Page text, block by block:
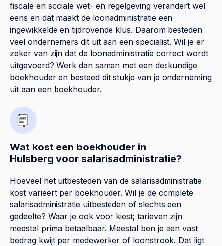
fiscale en sociale wet- en regelgeving verandert wel
eens en dat maakt de loonadministratie een
ingewikkelde en tijdrovende klus. Daarom besteden
veel ondernemers dit uit aan een specialist. Wil je er
zeker van zijn dat de loonadministratie correct wordt
uitgevoerd? Werk dan samen met een deskundige
boekhouder en besteed dit stukje van je onderneming
uit aan een boekhouder.
Wat kost een boekhouder in
Hulsberg voor salarisadministratie?
Hoeveel het uitbesteden van de salarisadministratie
kost varieert per boekhouder. Wil je de complete
salarisadministratie uitbesteden of slechts een
gedeelte? Waar je ook voor kiest; tarieven zijn
meestal prima betaalbaar. Meestal ben je een vast
bedrag kwijt per medewerker of loonstrook. Dat ligt